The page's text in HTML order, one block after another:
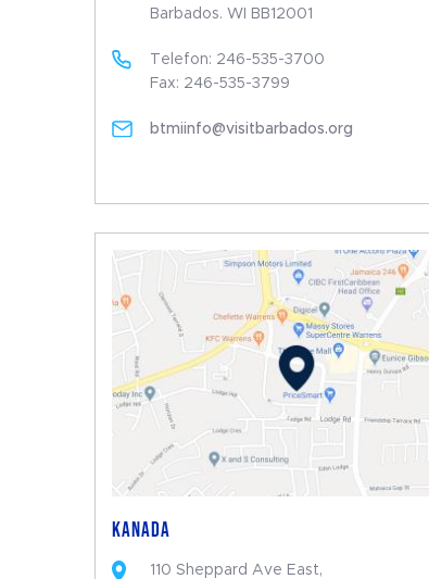
Barbados. WI BB12001
Telefon: 246-535-3700
Fax: 246-535-3799
btmiinfo@visitbarbados.org
KANADA
110 Sheppard Ave East,